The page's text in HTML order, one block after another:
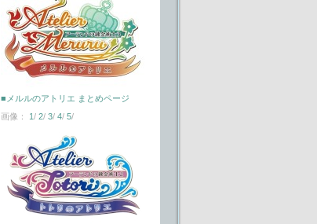
■メルルのアトリエ まとめページ
画像： 1/ 2/ 3/ 4/ 5/